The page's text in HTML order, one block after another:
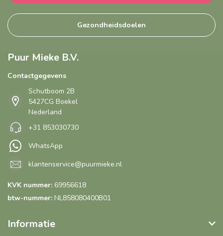
Gezondheidsdoelen
Puur Mieke B.V.
Contactgegevens
Schutboom 2B
5427CG Boekel
Nederland
+31 853030730
WhatsApp
klantenservice@puurmieke.nl
KVK nummer: 69956618
btw-nummer: NL858080400B01
Informatie